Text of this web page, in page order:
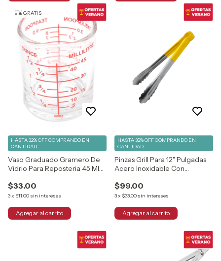
GRATIS
Vaso Graduado Gramero De
Vidrio Para Reposteria 45 Ml
$33.00
3x $11.00 sin intereses
HASTA 32% OFFCOMPRANDO EN
CANTIDAD
Pinzas Grill Para 12" Pulgadas
Acero Inoxidable Con
$99.00
3x $33.00 sin intereses
HASTA 32% OFFCOMPRANDO EN
CANTIDAD